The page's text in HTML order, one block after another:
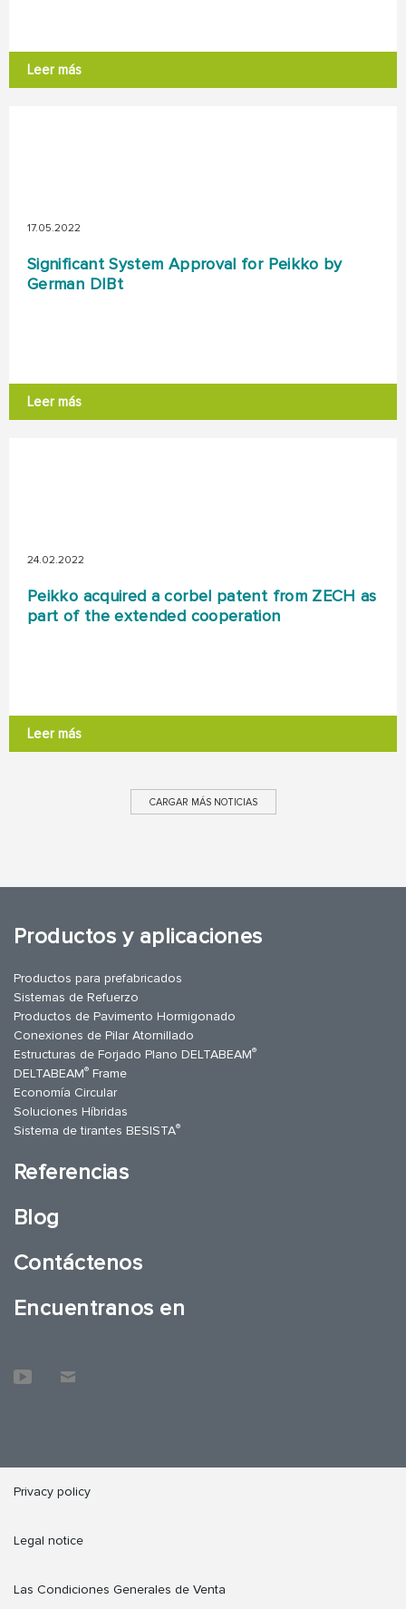
Leer más
17.05.2022
Significant System Approval for Peikko by
German DIBt
Leer más
24.02.2022
Peikko acquired a corbel patent from ZECH as
part of the extended cooperation
Leer más
CARGAR MÁS NOTICIAS
Productos y aplicaciones
Productos para prefabricados
Sistemas de Refuerzo
Productos de Pavimento Hormigonado
Conexiones de Pilar Atornillado
Estructuras de Forjado Plano DELTABEAM®
DELTABEAM® Frame
Economía Circular
Soluciones Híbridas
Sistema de tirantes BESISTA®
Referencias
Blog
Contáctenos
Encuentranos en
Privacy policy
Legal notice
Las Condiciones Generales de Venta